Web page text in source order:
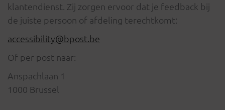
klantendienst. Zij zorgen ervoor dat je feedback bij
de juiste persoon of afdeling terechtkomt:
accessibility@bpost.be
Of per post naar:
Anspachlaan 1
1000 Brussel